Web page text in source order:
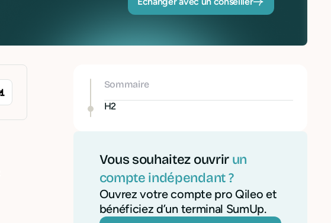
Sommaire
H2
Vous souhaitez ouvrir un
compte indépendant ?
Ouvrez votre compte pro Qileo et
bénéficiez d’un terminal SumUp.